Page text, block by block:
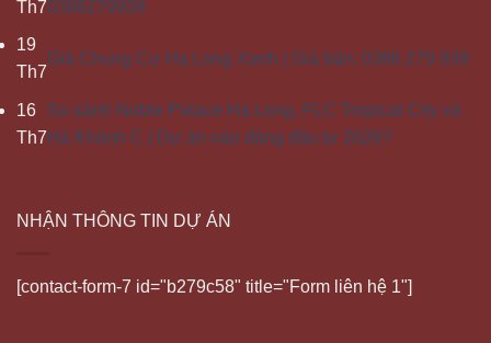
Th70386279939
19
Th7
Giá Chung Cư Hạ Long Xanh | Giá bán: 0386 279 939
16
Th7
So sánh Noble Palace Hạ Long, FLC Tropical City và
Hà Khánh C | Dự án nào đáng đầu tư 2026?
NHẬN THÔNG TIN DỰ ÁN
[contact-form-7 id="b279c58" title="Form liên hệ 1"]